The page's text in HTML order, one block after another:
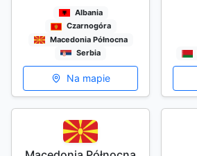
Albania
Czarnogóra
Macedonia Północna
Serbia
Na mapie